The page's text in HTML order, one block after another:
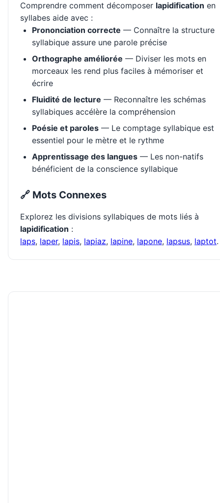
Comprendre comment décomposer lapidification en
syllabes aide avec :
Prononciation correcte — Connaître la structure
syllabique assure une parole précise
Orthographe améliorée — Diviser les mots en
morceaux les rend plus faciles à mémoriser et
écrire
Fluidité de lecture — Reconnaître les schémas
syllabiques accélère la compréhension
Poésie et paroles — Le comptage syllabique est
essentiel pour le mètre et le rythme
Apprentissage des langues — Les non-natifs
bénéficient de la conscience syllabique
🔗 Mots Connexes
Explorez les divisions syllabiques de mots liés à
lapidification :
laps, laper, lapis, lapiaz, lapine, lapone, lapsus, laptot.